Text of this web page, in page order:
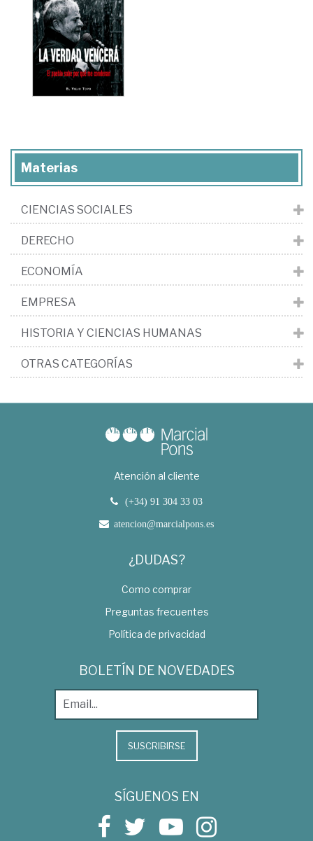
Materias
CIENCIAS SOCIALES
DERECHO
ECONOMÍA
EMPRESA
HISTORIA Y CIENCIAS HUMANAS
OTRAS CATEGORÍAS
Atención al cliente
(+34) 91 304 33 03
atencion@marcialpons.es
¿DUDAS?
Como comprar
Preguntas frecuentes
Política de privacidad
BOLETÍN DE NOVEDADES
SUSCRIBIRSE
SÍGUENOS EN